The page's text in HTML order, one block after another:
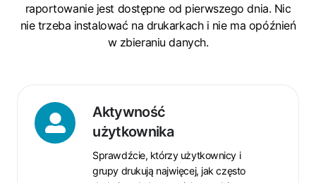
raportowanie jest dostępne od pierwszego dnia. Nic
nie trzeba instalować na drukarkach i nie ma opóźnień
w zbieraniu danych.
Aktywność
użytkownika
Sprawdźcie, którzy użytkownicy i
grupy drukują najwięcej, jak często
Aktywność
użytkownika